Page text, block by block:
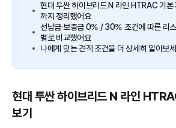
현대 투싼 하이브리드 N 라인 HTRAC 기본
까지 정리했어요
선납금·보증금 0% / 30% 조건에 따른 리
별로 비교했어요
나에게 맞는 견적 조건을 더 상세히 알아보
현대 투싼 하이브리드 N 라인
보기